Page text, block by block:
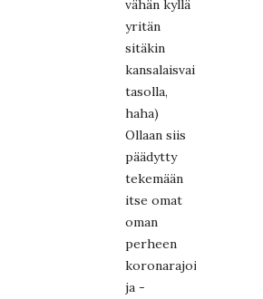
vähän kyllä
yritän
sitäkin
kansalaisvaikuttamisen
tasolla,
haha)
Ollaan siis
päädytty
tekemään
itse omat
oman
perheen
koronarajoituksemme
ja -